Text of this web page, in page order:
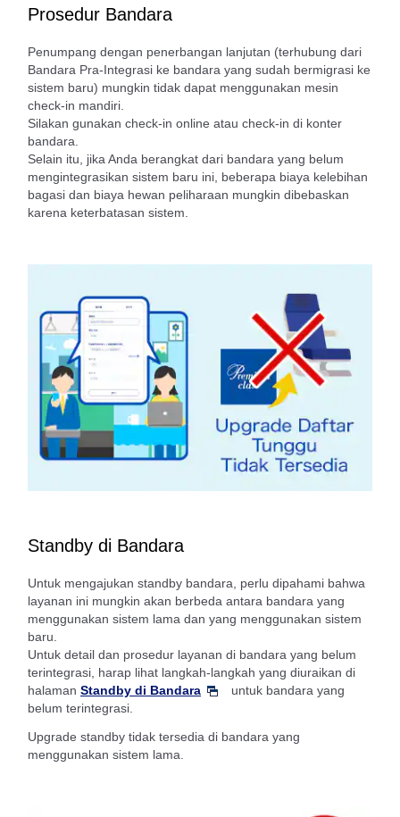
Prosedur Bandara
Penumpang dengan penerbangan lanjutan (terhubung dari
Bandara Pra-Integrasi ke bandara yang sudah bermigrasi ke
sistem baru) mungkin tidak dapat menggunakan mesin
check-in mandiri.
Silakan gunakan check-in online atau check-in di konter
bandara.
Selain itu, jika Anda berangkat dari bandara yang belum
mengintegrasikan sistem baru ini, beberapa biaya kelebihan
bagasi dan biaya hewan peliharaan mungkin dibebaskan
karena keterbatasan sistem.
Standby di Bandara
Untuk mengajukan standby bandara, perlu dipahami bahwa
layanan ini mungkin akan berbeda antara bandara yang
menggunakan sistem lama dan yang menggunakan sistem
baru.
Untuk detail dan prosedur layanan di bandara yang belum
terintegrasi, harap lihat langkah-langkah yang diuraikan di
halaman Standby di Bandara
untuk bandara yang
belum terintegrasi.
Upgrade standby tidak tersedia di bandara yang
menggunakan sistem lama.